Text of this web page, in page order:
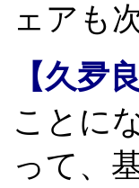
ェアも
【久夛
ことに
って、